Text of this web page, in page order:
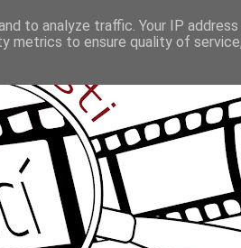
to analyze traffic. Your IP
metrics to ensure quality of